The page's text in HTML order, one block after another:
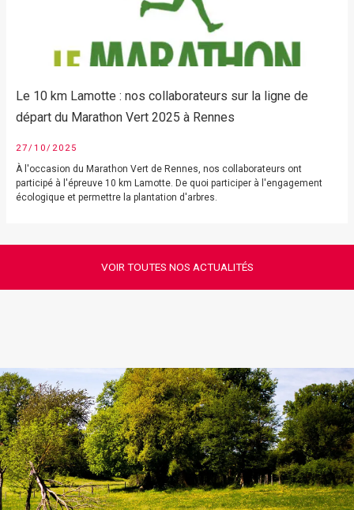
Le 10 km Lamotte : nos collaborateurs sur la ligne de
départ du Marathon Vert 2025 à Rennes
27/10/2025
À l'occasion du Marathon Vert de Rennes, nos collaborateurs ont
participé à l'épreuve 10 km Lamotte. De quoi participer à l'engagement
écologique et permettre la plantation d'arbres.
VOIR TOUTES NOS ACTUALITÉS